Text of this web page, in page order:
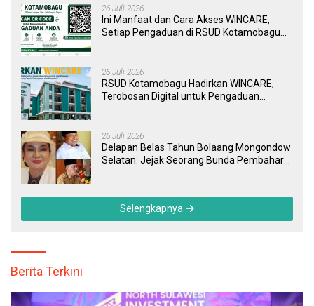
26 Juli 2026
Ini Manfaat dan Cara Akses WINCARE,
Setiap Pengaduan di RSUD Kotamobagu
26 Juli 2026
RSUD Kotamobagu Hadirkan WINCARE,
Terobosan Digital untuk Pengaduan
26 Juli 2026
Delapan Belas Tahun Bolaang Mongondow
Selatan: Jejak Seorang Bunda Pembaharu
Selengkapnya
Berita Terkini